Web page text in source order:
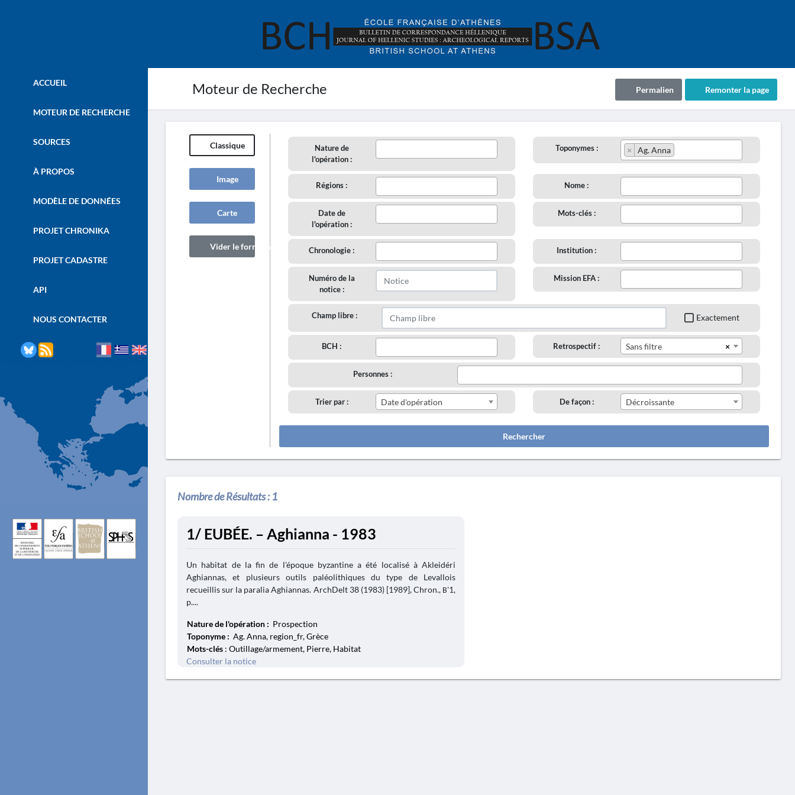
Moteur de Recherche Remonter la page
Permalien
ACCUEIL
MOTEUR DE RECHERCHE
SOURCES
À PROPOS
MODÈLE DE DONNÉES
PROJET CHRONIKA
PROJET CADASTRE
API
NOUS CONTACTER
Classique
Image
Carte
Vider le formulaire
Nature de
l'opération :
Toponymes : × Ag. Anna
Régions : Nome :
Date de
l'opération :
Mots-clés :
Chronologie : Institution :
Numéro de la
notice :
Mission EFA :
Champ libre : Exactement
BCH : Retrospectif : ×
Sans filtre
Personnes :
Trier par : Date d'opération De façon : Décroissante
Rechercher
Nombre de Résultats :1
1/ EUBÉE. – Aghianna - 1983
Un habitat de la fin de l'époque byzantine a été localisé à Akleidéri
Aghiannas, et plusieurs outils paléolithiques du type de Levallois
recueillis sur la paralia Aghiannas. ArchDelt 38 (1983) [1989], Chron., Β'1,
p....
Nature de l'opération : Prospection
Toponyme : Ag. Anna, region_fr, Grèce
Mots-clés : Outillage/armement, Pierre, Habitat
Consulter la notice